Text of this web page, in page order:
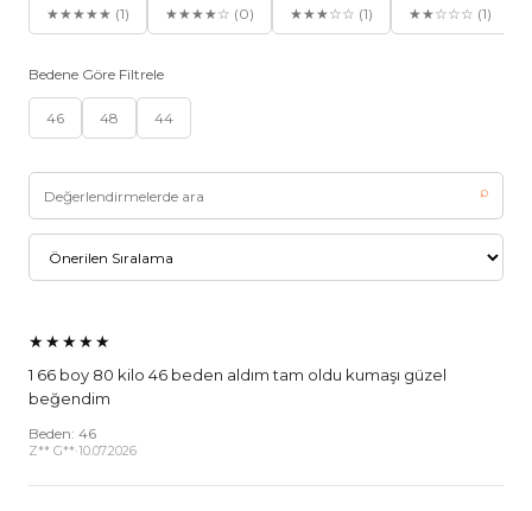
★★★★★ (1) ★★★★☆ (0) ★★★☆☆ (1) ★★☆☆☆ (1)
Bedene Göre Filtrele
46 48 44
⌕
★★★★★
1 66 boy 80 kilo 46 beden aldım tam oldu kumaşı güzel
beğendim
Beden: 46
Z** G**·10.07.2026